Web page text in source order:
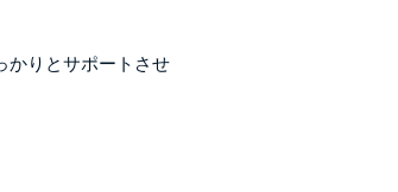
かりとサポートさせ